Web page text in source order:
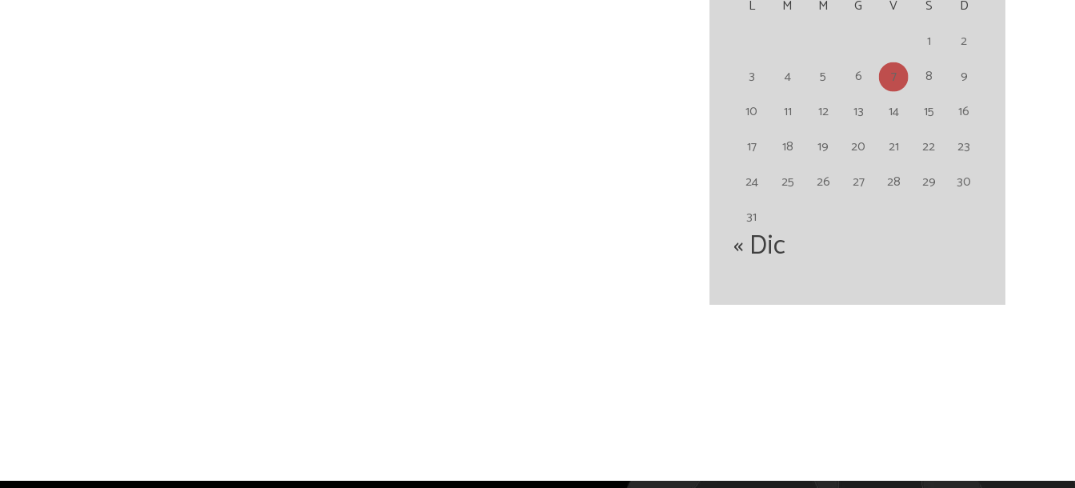
L M M G V S
D
1
2
3
4 5 6 7 8
9
10
11 12 13 14 15
16
17
18 19 20 21 22
23
24
25 26 27 28 29
30
31
« Dic